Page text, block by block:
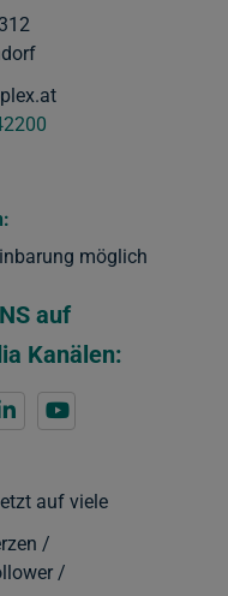
möglich
auf
Kanälen:
auf viele
/
/